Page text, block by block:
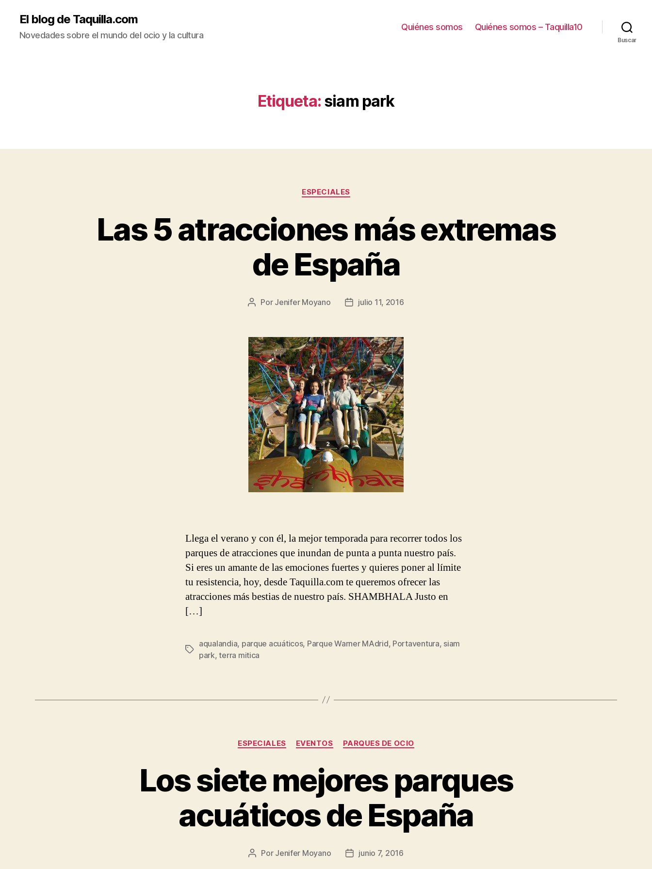
El blog de Taquilla.com
Novedades sobre el mundo del ocio y la cultura
Quiénes somos Quiénes somos – Taquilla10
Buscar
Etiqueta: siam park
Categorías
ESPECIALES
Las 5 atracciones más extremas
de España
Autor
entrada
Por Jenifer Moyano
Fecha
entrada
julio 11, 2016
Llega el verano y con él, la mejor temporada para recorrer todos los
parques de atracciones que inundan de punta a punta nuestro país.
Si eres un amante de las emociones fuertes y quieres poner al límite
tu resistencia, hoy, desde Taquilla.com te queremos ofrecer las
atracciones más bestias de nuestro país. SHAMBHALA Justo en
[…]
Etiquetas
aqualandia, parque acuáticos, Parque Warner MAdrid, Portaventura, siam
park,terra mitica
Categorías
ESPECIALES EVENTOS PARQUES DE OCIO
Los siete mejores parques
acuáticos de España
Autor
Por Jenifer Moyano
Fechajunio 7, 2016